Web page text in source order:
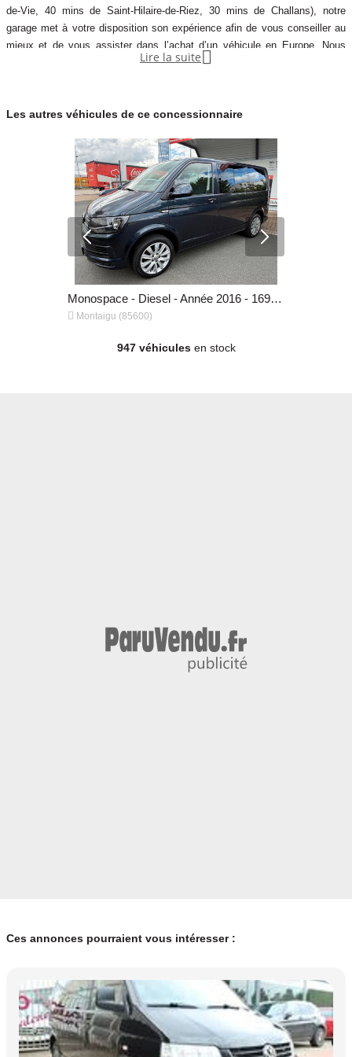
fenêtres latérales dans le compartiment passager,Système
,Système d'alarme antivol a...
Vignette Crit’Air
Autres informations
Première main
de-Vie, 40 mins de Saint-Hilaire-de-Riez, 30 mins de Challans), notre
garage met à votre disposition son expérience afin de vous conseiller au
mieux et de vous assister dans l’achat d’un véhicule en Europe. Nous
effectuons pour vous toutes les démarches avec les concessions en
proposons aujourd'hui un large choix de véhicules toutes
Lire la suite 
Les autres véhicules de ce concessionnaire
Monospace - Diesel - Année 2016 - 169 400 km, 26 500 €
Montaigu (85600)
947 véhiculesen stock
Ces annonces pourraient vous intéresser :